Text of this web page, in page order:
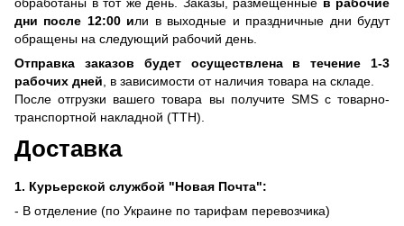
дни после 12:00 или в выходные и праздничные дни будут
обращены на следующий рабочий день.
Отправка заказов будет осуществлена ​​в течение 1-3
рабочих дней , в зависимости от наличия товара на складе.
После отгрузки вашего товара вы получите SMS с товарно-
транспортной накладной (ТТН).
Доставка
1. Курьерской службой "Новая Почта":
- В отделение (по Украине по тарифам перевозчика)